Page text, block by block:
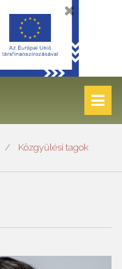
Közgyűlési tagok